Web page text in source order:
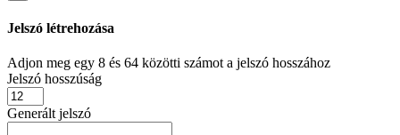
Jelszó létrehozása
Adjon meg egy 8 és 64 közötti számot a jelszó hosszához
Jelszó hosszúság
Generált jelszó